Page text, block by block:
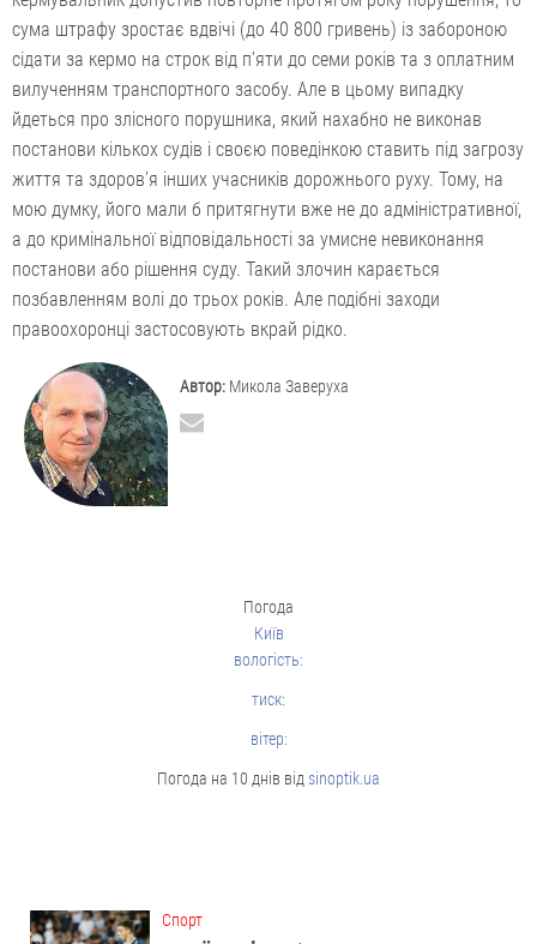
сума штрафу зростає вдвічі (до 40 800 гривень) із забороною
сідати за кермо на строк від п’яти до семи років та з оплатним
вилученням транспортного засобу. Але в цьому випадку
йдеться про злісного порушника, який нахабно не виконав
постанови кількох судів і своєю поведінкою ставить під загрозу
життя та здоров’я інших учасників дорожнього руху. Тому, на
мою думку, його мали б притягнути вже не до адміністративної,
а до кримінальної відповідальності за умисне невиконання
постанови або рішення суду. Такий злочин карається
позбавленням волі до трьох років. Але подібні заходи
правоохоронці застосовують вкрай рідко.
Автор: Микола Заверуха
Погода
Київ
вологість:
тиск:
вітер:
Погода на 10 днів відsinoptik.ua
Cпорт